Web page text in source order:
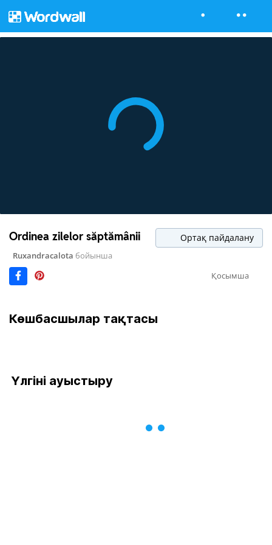
Ordinea zilelor săptămânii Ортақ пайдалану
Ruxandracalota бойынша
Қосымша
Көшбасшылар тақтасы
Үлгіні ауыстыру